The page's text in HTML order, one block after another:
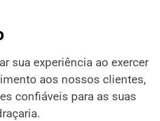
sua experiência ao exercer
aos nossos clientes,
confiáveis para as suas